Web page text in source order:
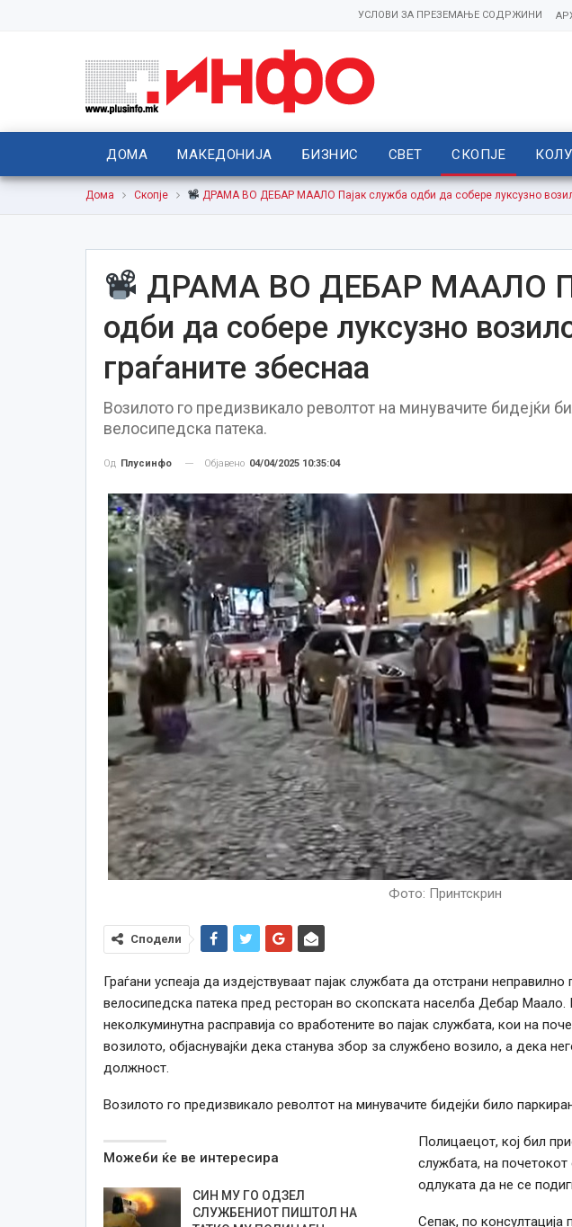
УСЛОВИ ЗА ПРЕЗЕМАЊЕ СОДРЖИНИ
ДОМА МАКЕДОНИЈА БИЗНИС СВЕТ СКОПЈЕ
Дома Скопје ДРАМА ВО ДЕБАР МААЛО Пајак служба одби да собере луксузно
ДРАМА ВО ДЕБАР МААЛО
одби да собере луксузно
граѓаните збеснаа
Возилото го предизвикало револтот на минувачите бидејќи
велосипедска патека.
Од Плусинфо Објавено 04/04/2025 10:35:04
Фото: Принтскрин
Сподели
Граѓани успеаја да издејствуваат пајак службата да отстрани
велосипедска патека пред ресторан во скопската населба Дебар
неколкуминутна расправија со вработените во пајак службата, кои на
возилото, објаснувајќи дека станува збор за службено возило, а дека
должност.
Возилото го предизвикало револтот на минувачите бидејќи било
Можеби ќе ве интересира
СИН МУ ГО ОДЗЕЛ
СЛУЖБЕНИОТ ПИШТОЛ НА
Полицаецот, кој бил
службата, на
одлуката да не се
Сепак, по